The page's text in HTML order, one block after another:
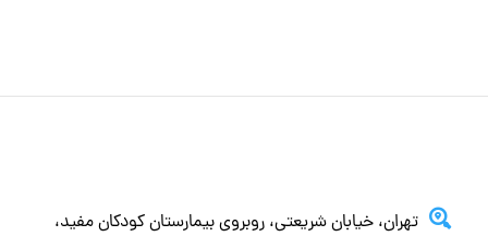
تهران، خيابان شريعتي، روبروي بيمارستان كودكان مفيد،